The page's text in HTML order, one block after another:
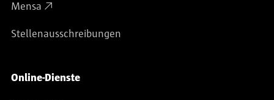
Mensa
Stellenausschreibungen
Online-Dienste